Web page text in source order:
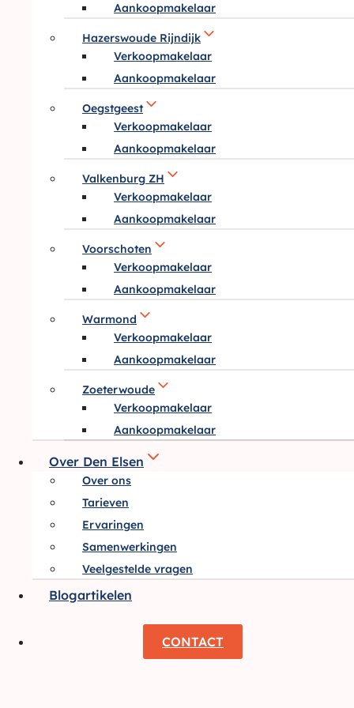
Aankoopmakelaar
Hazerswoude Rijndijk
Verkoopmakelaar
Aankoopmakelaar
Oegstgeest
Verkoopmakelaar
Aankoopmakelaar
Valkenburg ZH
Verkoopmakelaar
Aankoopmakelaar
Voorschoten
Verkoopmakelaar
Aankoopmakelaar
Warmond
Verkoopmakelaar
Aankoopmakelaar
Zoeterwoude
Verkoopmakelaar
Aankoopmakelaar
Over Den Elsen
Over ons
Tarieven
Ervaringen
Samenwerkingen
Veelgestelde vragen
Blogartikelen
CONTACT